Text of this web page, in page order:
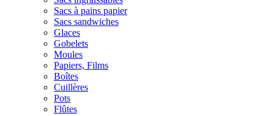
Sacs à pains papier
Sacs sandwiches
Glaces
Gobelets
Moules
Papiers, Films
Boîtes
Cuillères
Pots
Flûtes